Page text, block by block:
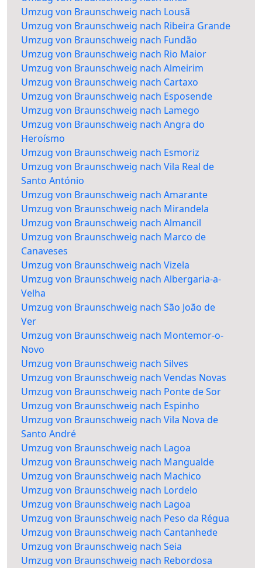
Umzug von Braunschweig nach Lousã
Umzug von Braunschweig nach Ribeira Grande
Umzug von Braunschweig nach Fundão
Umzug von Braunschweig nach Rio Maior
Umzug von Braunschweig nach Almeirim
Umzug von Braunschweig nach Cartaxo
Umzug von Braunschweig nach Esposende
Umzug von Braunschweig nach Lamego
Umzug von Braunschweig nach Angra do
Heroísmo
Umzug von Braunschweig nach Esmoriz
Umzug von Braunschweig nach Vila Real de
Santo António
Umzug von Braunschweig nach Amarante
Umzug von Braunschweig nach Mirandela
Umzug von Braunschweig nach Almancil
Umzug von Braunschweig nach Marco de
Canaveses
Umzug von Braunschweig nach Vizela
Umzug von Braunschweig nach Albergaria-a-
Velha
Umzug von Braunschweig nach São João de
Ver
Umzug von Braunschweig nach Montemor-o-
Novo
Umzug von Braunschweig nach Silves
Umzug von Braunschweig nach Vendas Novas
Umzug von Braunschweig nach Ponte de Sor
Umzug von Braunschweig nach Espinho
Umzug von Braunschweig nach Vila Nova de
Santo André
Umzug von Braunschweig nach Lagoa
Umzug von Braunschweig nach Mangualde
Umzug von Braunschweig nach Machico
Umzug von Braunschweig nach Lordelo
Umzug von Braunschweig nach Lagoa
Umzug von Braunschweig nach Peso da Régua
Umzug von Braunschweig nach Cantanhede
Umzug von Braunschweig nach Seia
Umzug von Braunschweig nach Rebordosa